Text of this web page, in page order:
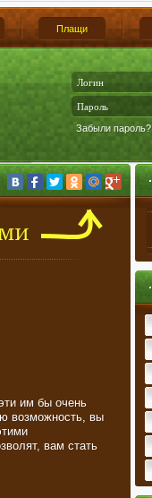
Плащи
Забыли пароль?
им бы очень
возможность, вы
вам стать